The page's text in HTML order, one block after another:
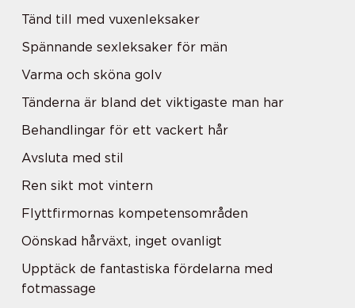
Tänd till med vuxenleksaker
Spännande sexleksaker för män
Varma och sköna golv
Tänderna är bland det viktigaste man har
Behandlingar för ett vackert hår
Avsluta med stil
Ren sikt mot vintern
Flyttfirmornas kompetensområden
Oönskad hårväxt, inget ovanligt
Upptäck de fantastiska fördelarna med
fotmassage